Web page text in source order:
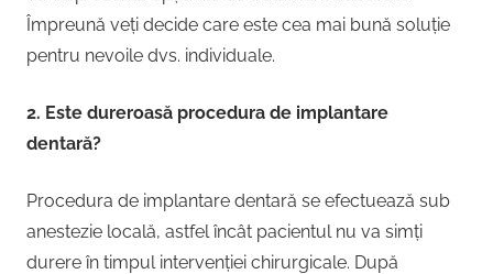
Împreună veți decide care este cea mai bună soluție
pentru nevoile dvs. individuale.
2. Este dureroasă procedura de implantare
dentară?
Procedura de implantare dentară se efectuează sub
anestezie locală, astfel încât pacientul nu va simți
durere în timpul intervenției chirurgicale. După